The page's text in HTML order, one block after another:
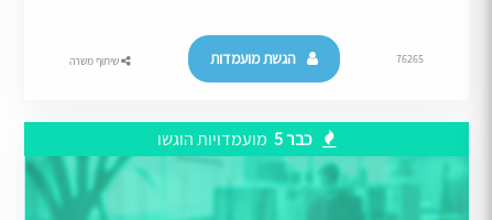
76265 הגשת מועמדות שיתוף משרה
כבר 5 מועמדויות הוגשו